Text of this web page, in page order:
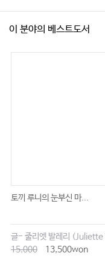
이 분야의 베스트도서
토끼 루니의 눈부신 마...
15,000
13,500won